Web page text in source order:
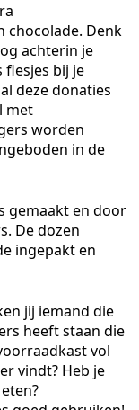
chocolade. Denk
achterin je
bij je
deze donaties
met
worden
in de
gemaakt en door
De dozen
ingepakt en
jij iemand die
heeft staan die
vol
vindt? Heb je